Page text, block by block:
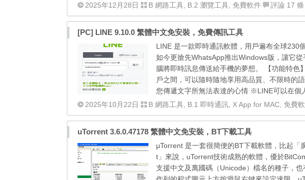
2025年12月28日
B 網路工具 B.2 瀏覽工具 免費軟件 評論 17 條
[PC] LINE 9.10.0 繁體中文免安裝，免費傳訊工具
LINE 是一款即時通訊軟體，用戶遍布全球230
如今更搶先WhatsApp推出Windows版，讓它
腦將即時訊息傳送給手機的夢想。 【功能特
戶之間，可以隨時隨地享用高品質、不限時的
您傳遞文字所無法表達的心情 ※LINE可以在個
2025年10月22日
B 網路工具 B.1 即時通訊 X App for MAC 免費
uTorrent 3.6.0.47178 繁體中文免安裝，BT下載工具
μTorrent 是一套很簡便的BT下載軟體，比起「
t」來說，uTorrent技術成熟的軟體，優於
支援中文及萬國碼（Unicode）檔名的種子，